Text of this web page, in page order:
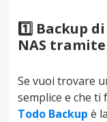
1️⃣ Backup
NAS tramite
Se vuoi trovare
semplice e che ti
Todo Backup è